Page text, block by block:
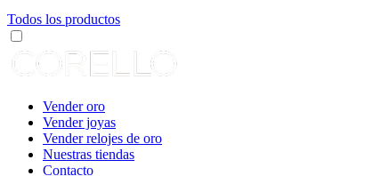
Todos los productos
Vender oro
Vender joyas
Vender relojes de oro
Nuestras tiendas
Contacto